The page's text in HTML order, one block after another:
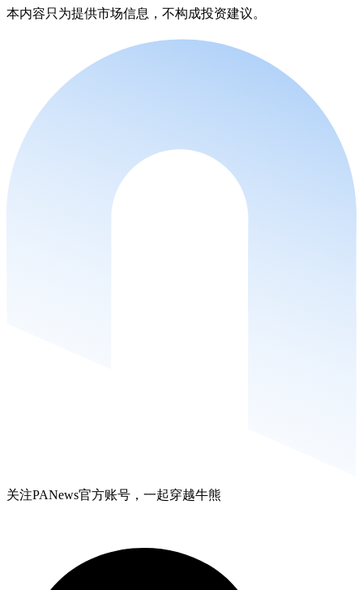
本内容只为提供市场信息，不构成投资建议。
关注PANews官方账号，一起穿越牛熊